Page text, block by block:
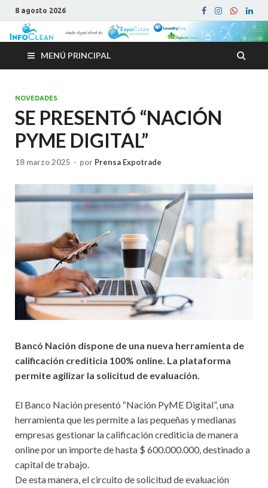
8 agosto 2026
MENÚ PRINCIPAL
NOVEDADES
SE PRESENTÓ “NACIÓN
PYME DIGITAL”
18 marzo 2025 - por Prensa Expotrade
Bancó Nación dispone de una nueva herramienta de
calificación crediticia 100% online. La plataforma
permite agilizar la solicitud de evaluación.
El Banco Nación presentó “Nación PyME Digital”, una
herramienta que les permite a las pequeñas y medianas
empresas gestionar la calificación crediticia de manera
online por un importe de hasta $ 600.000.000, destinado a
capital de trabajo.
De esta manera, el circuito de solicitud de evaluación